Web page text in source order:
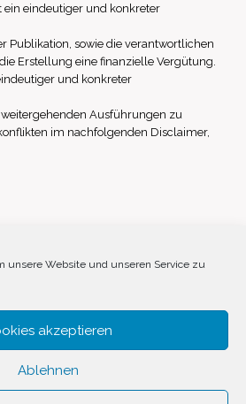
unsere Website und unseren Service zu
akzeptieren
Ablehnen
ein eindeutiger und konkreter
Publikation, sowie die verantwortlichen
Erstellung eine finanzielle Vergütung.
und konkreter
weitergehenden Ausführungen zu
im nachfolgenden Disclaimer,
Datenschutz
Disclaimer